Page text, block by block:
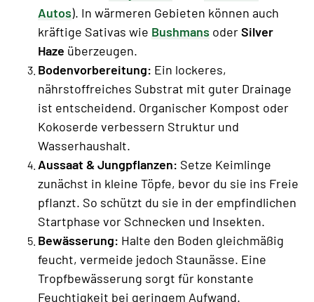
Autos). In wärmeren Gebieten können auch
kräftige Sativas wie Bushmans oderSilver
Haze überzeugen.
Bodenvorbereitung: Ein lockeres,
nährstoffreiches Substrat mit guter Drainage
ist entscheidend. Organischer Kompost oder
Kokoserde verbessern Struktur und
Wasserhaushalt.
Aussaat & Jungpflanzen: Setze Keimlinge
zunächst in kleine Töpfe, bevor du sie ins Freie
pflanzt. So schützt du sie in der empfindlichen
Startphase vor Schnecken und Insekten.
Bewässerung: Halte den Boden gleichmäßig
feucht, vermeide jedoch Staunässe. Eine
Tropfbewässerung sorgt für konstante
Feuchtigkeit bei geringem Aufwand.